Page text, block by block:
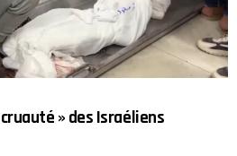
» des Israéliens